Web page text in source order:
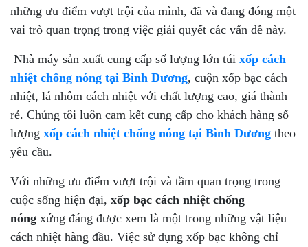
những ưu điểm vượt trội của mình, đã và đang đóng một
vai trò quan trọng trong việc giải quyết các vấn đề này.
Nhà máy sản xuất cung cấp số lượng lớn túi xốp cách
nhiệt chống nóng tại Bình Dương, cuộn xốp bạc cách
nhiệt, lá nhôm cách nhiệt với chất lượng cao, giá thành
rẻ. Chúng tôi luôn cam kết cung cấp cho khách hàng số
lượng xốp cách nhiệt chống nóng tại Bình Dương theo
yêu cầu.
Với những ưu điểm vượt trội và tầm quan trọng trong
cuộc sống hiện đại, xốp bạc cách nhiệt chống
nóng xứng đáng được xem là một trong những vật liệu
cách nhiệt hàng đầu. Việc sử dụng xốp bạc không chỉ